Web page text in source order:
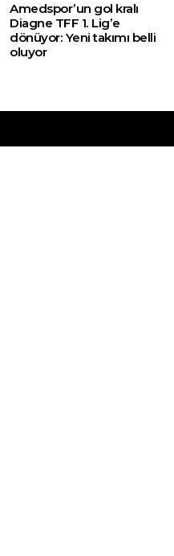
Amedspor’un gol kralı
Diagne TFF 1. Lig’e
dönüyor: Yeni takımı belli
oluyor